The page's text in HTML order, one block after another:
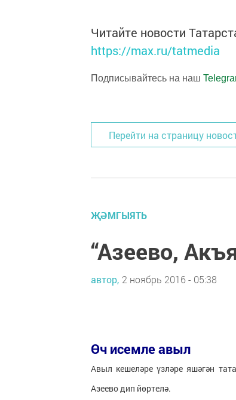
Читайте новости
https://max.ru/tatmedia
Подписывайтесь на наш
Перейти на страницу
ҖӘМГЫЯТЬ
“Азеево,
автор, 2 ноябрь 2016 - 05:38
Өч исемле авыл
Авыл кешеләре үзләре яшәгән
Азеево дип йөртелә.